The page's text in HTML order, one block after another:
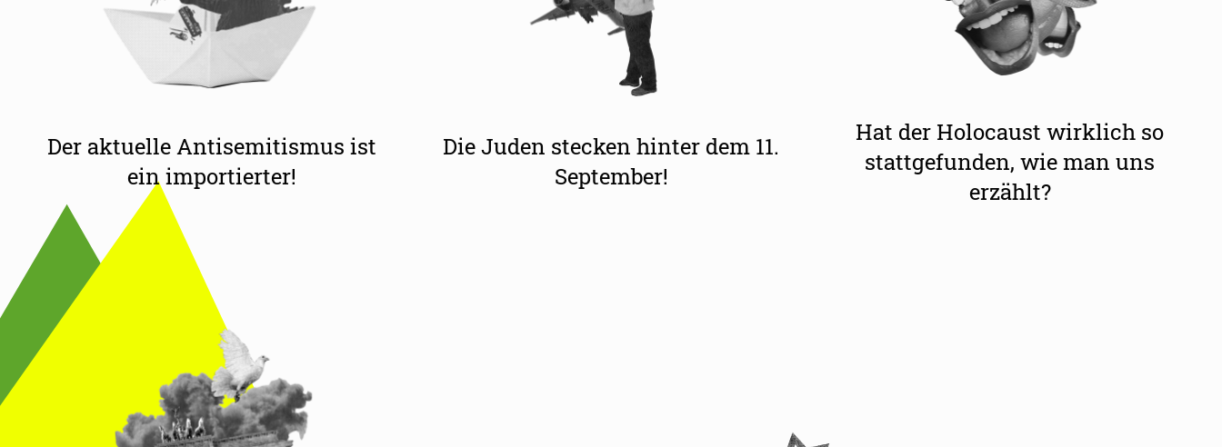
Der aktuelle Antisemitismus ist
ein importierter!
Die Juden stecken hinter dem 11.
September!
Hat der Holocaust wirklich so
stattgefunden, wie man uns
erzählt?